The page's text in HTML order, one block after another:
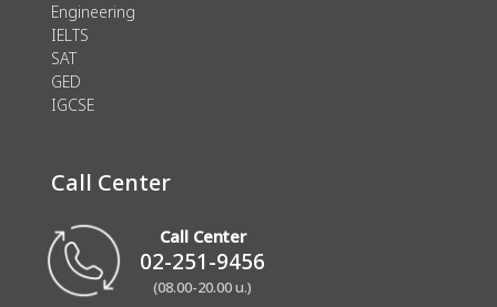
Engineering
IELTS
SAT
GED
IGCSE
Call Center
Call Center
02-251-9456
(08.00-20.00 น.)